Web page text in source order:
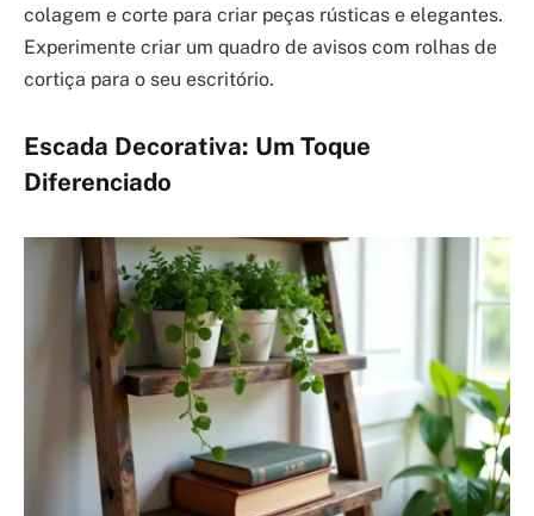
colagem e corte para criar peças rústicas e elegantes.
Experimente criar um quadro de avisos com rolhas de
cortiça para o seu escritório.
Escada Decorativa: Um Toque
Diferenciado